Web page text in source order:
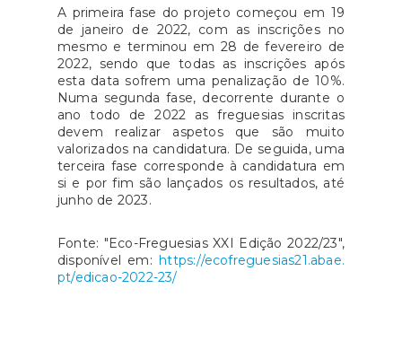
A primeira fase do projeto começou em 19
de janeiro de 2022, com as inscrições no
mesmo e terminou em 28 de fevereiro de
2022, sendo que todas as inscrições após
esta data sofrem uma penalização de 10%.
Numa segunda fase, decorrente durante o
ano todo de 2022 as freguesias inscritas
devem realizar aspetos que são muito
valorizados na candidatura. De seguida, uma
terceira fase corresponde à candidatura em
si e por fim são lançados os resultados, até
junho de 2023.
Fonte: "Eco-Freguesias XXI Edição 2022/23",
disponível em:https://ecofreguesias21.abae.
pt/edicao-2022-23/